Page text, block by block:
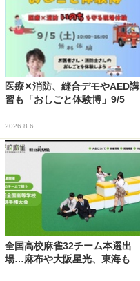
医療✕消防、縫合デモやAED講
習も「おしごと体験博」9/5
2026.8.6
全国高校麻雀32チーム本選出
場…麻布や大阪星光、東海も